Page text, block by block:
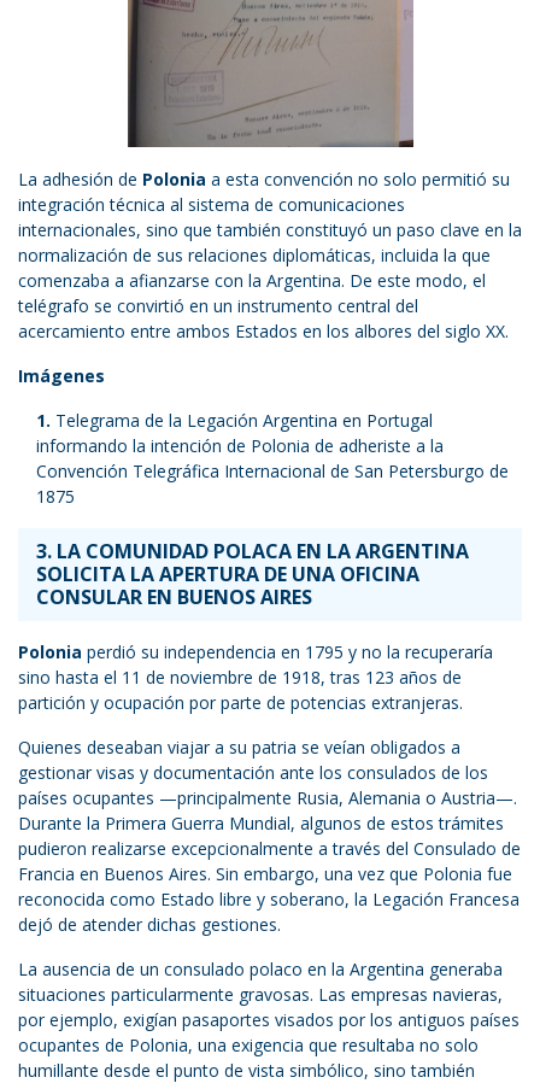
La adhesión de Polonia a esta convención no solo permitió su
integración técnica al sistema de comunicaciones
internacionales, sino que también constituyó un paso clave en la
normalización de sus relaciones diplomáticas, incluida la que
comenzaba a afianzarse con la Argentina. De este modo, el
telégrafo se convirtió en un instrumento central del
acercamiento entre ambos Estados en los albores del siglo XX.
Imágenes
Telegrama de la Legación Argentina en Portugal
informando la intención de Polonia de adheriste a la
Convención Telegráfica Internacional de San Petersburgo de
1875
3. LA COMUNIDAD POLACA EN LA ARGENTINA
SOLICITA LA APERTURA DE UNA OFICINA
CONSULAR EN BUENOS AIRES
Polonia perdió su independencia en 1795 y no la recuperaría
sino hasta el 11 de noviembre de 1918, tras 123 años de
partición y ocupación por parte de potencias extranjeras.
Quienes deseaban viajar a su patria se veían obligados a
gestionar visas y documentación ante los consulados de los
países ocupantes —principalmente Rusia, Alemania o Austria—.
Durante la Primera Guerra Mundial, algunos de estos trámites
pudieron realizarse excepcionalmente a través del Consulado de
Francia en Buenos Aires. Sin embargo, una vez que Polonia fue
reconocida como Estado libre y soberano, la Legación Francesa
dejó de atender dichas gestiones.
La ausencia de un consulado polaco en la Argentina generaba
situaciones particularmente gravosas. Las empresas navieras,
por ejemplo, exigían pasaportes visados por los antiguos países
ocupantes de Polonia, una exigencia que resultaba no solo
humillante desde el punto de vista simbólico, sino también